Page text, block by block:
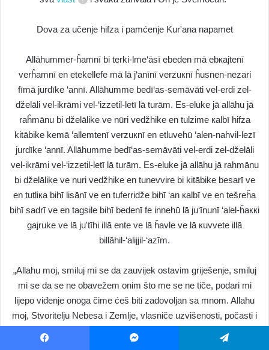
Dova za učenje hifza i pamćenje Kur'ana napamet
Allāhummer-ĥamnī bi terki-lme‘āsī ebeden mā ebкajtenī
verĥamnī en etekellefe mā lā j‘anīnī verzuкnī ĥusnen-nezari
fīmā jurdīke ‘annī. Allāhumme bedī‘as-semāvāti vel-erdi zel-
dželāli vel-ikrāmi vel-‘izzetil-letī lā turām. Es-eluke jā allāhu jā
raĥmānu bi dželālike ve nūri vedžhike en tulzime кalbī hifza
kitābike kemā ‘allemtenī verzuкnī en etluvehū ‘alen-nahvil-lezī
jurdīke ‘annī. Allāhumme bedī‘as-semāvāti vel-erdi zel-dželāli
vel-ikrāmi vel-‘izzetil-letī lā turām. Es-eluke jā allāhu jā rahmānu
bi dželālike ve nuri vedžhike en tunevvire bi kitābike besarī ve
en tutliкa bihī lisānī ve en tuferridže bihī ‘an кalbī ve en tešreĥa
bihī sadrī ve en tagsile bihī bedenī fe innehū lā ju‘īnunī ‘alel-ĥaккi
gajruke ve lā ju'tīhi illā ente ve lā ĥavle ve lā кuvvete illā
billāhil-‘alijjil-‘azīm.
„Allahu moj, smiluj mi se da zauvijek ostavim griješenje, smiluj
mi se da se ne obavežem onim što me se ne tiče, podari mi
lijepo viđenje onoga čime ćeš biti zadovoljan sa mnom. Allahu
moj, Stvoritelju Nebesa i Zemlje, vlasniče uzvišenosti, počasti i
veličinom i svjetlom lica Tvoga, učvrsti moje srce hifzom,